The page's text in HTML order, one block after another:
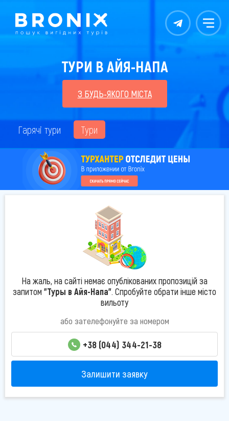
Контакты Меню
ТУРИ В АЙЯ-НАПА
З БУДЬ-ЯКОГО МІСТА
Гарячі тури Тури
На жаль, на сайті немає опублікованих пропозицій за
запитом "Туры в Айя-Напа". Спробуйте обрати інше місто
вильоту
або зателефонуйте за номером
+38 (044) 344-21-38
Залишити заявку